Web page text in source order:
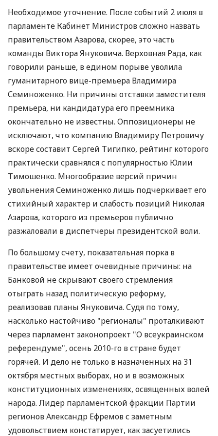
Необходимое уточнение. После событий 2 июля в
парламенте Кабинет Министров сложно назвать
правительством Азарова, скорее, это часть
команды Виктора Януковича. Верховная Рада, как
говорили раньше, в едином порыве уволила
гуманитарного вице-премьера Владимира
Семиноженко. Ни причины отставки заместителя
премьера, ни кандидатура его преемника
окончательно не известны. Оппозиционеры не
исключают, что компанию Владимиру Петровичу
вскоре составит Сергей Тигипко, рейтинг которого
практически сравнялся с популярностью Юлии
Тимошенко. Многообразие версий причин
увольнения Семиноженко лишь подчеркивает его
стихийный характер и слабость позиций Николая
Азарова, которого из премьеров публично
разжаловали в диспетчеры президентской воли.
По большому счету, показательная порка в
правительстве имеет очевидные причины: на
Банковой не скрывают своего стремления
отыграть назад политическую реформу,
реализовав планы Януковича. Судя по тому,
насколько настойчиво "регионалы" проталкивают
через парламент законопроект "О всеукраинском
референдуме", осень 2010-го в стране будет
горячей. И дело не только в назначенных на 31
октября местных выборах, но и в возможных
конституционных изменениях, освященных волей
народа. Лидер парламентской фракции Партии
регионов Александр Ефремов с заметным
удовольствием констатирует, как засуетились